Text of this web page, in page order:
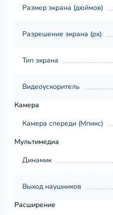
Размер экрана (дюймов)
Разрешение экрана (px)
Тип экрана
Видеоускоритель
Камера
Камера спереди (Мпикс)
Мультимедиа
Динамик
Выход наушников
Расширение